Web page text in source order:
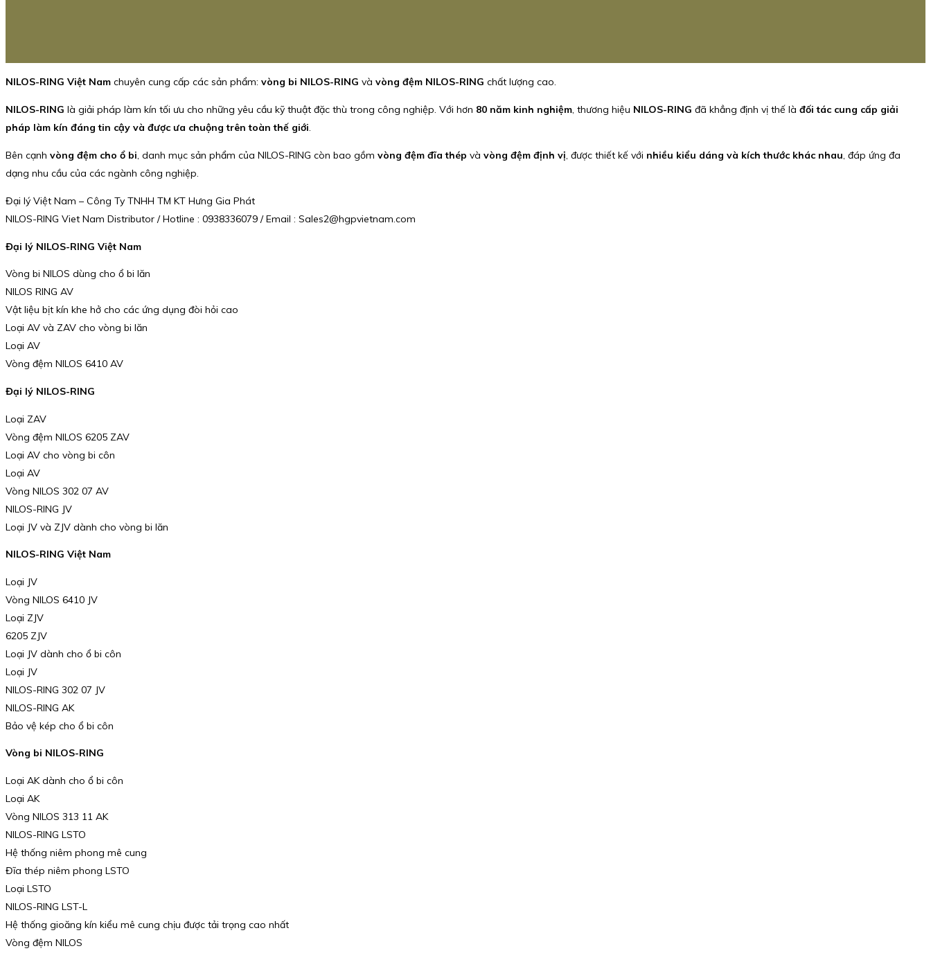
NILOS-RING Việt Nam chuyên cung cấp các sản phẩm: vòng bi NILOS-RING và vòng đệm NILOS-RING chất lượng cao.
NILOS-RING là giải pháp làm kín tối ưu cho những yêu cầu kỹ thuật đặc thù trong công nghiệp. Với hơn 80 năm kinh nghiệm, thương hiệu NILOS-RING đã khẳng định vị thế là đối tác cung cấp giải
pháp làm kín đáng tin cậy và được ưa chuộng trên toàn thế giới.
Bên cạnh vòng đệm cho ổ bi, danh mục sản phẩm của NILOS-RING còn bao gồm vòng đệm đĩa thép và vòng đệm định vị, được thiết kế với nhiều kiểu dáng và kích thước khác nhau, đáp ứng đa
dạng nhu cầu của các ngành công nghiệp.
Đại lý Việt Nam – Công Ty TNHH TM KT Hưng Gia Phát
NILOS-RING Viet Nam Distributor / Hotline : 0938336079 / Email : Sales2@hgpvietnam.com
Đại lý NILOS-RING Việt Nam
Vòng bi NILOS dùng cho ổ bi lăn
NILOS RING AV
Vật liệu bịt kín khe hở cho các ứng dụng đòi hỏi cao
Loại AV và ZAV cho vòng bi lăn
Loại AV
Vòng đệm NILOS 6410 AV
Đại lý NILOS-RING
Loại ZAV
Vòng đệm NILOS 6205 ZAV
Loại AV cho vòng bi côn
Loại AV
Vòng NILOS 302 07 AV
NILOS-RING JV
Loại JV và ZJV dành cho vòng bi lăn
NILOS-RING Việt Nam
Loại JV
Vòng NILOS 6410 JV
Loại ZJV
6205 ZJV
Loại JV dành cho ổ bi côn
Loại JV
NILOS-RING 302 07 JV
NILOS-RING AK
Bảo vệ kép cho ổ bi côn
Vòng bi NILOS-RING
Loại AK dành cho ổ bi côn
Loại AK
Vòng NILOS 313 11 AK
NILOS-RING LSTO
Hệ thống niêm phong mê cung
Đĩa thép niêm phong LSTO
Loại LSTO
NILOS-RING LST-L
Hệ thống gioăng kín kiểu mê cung chịu được tải trọng cao nhất
Vòng đệm NILOS